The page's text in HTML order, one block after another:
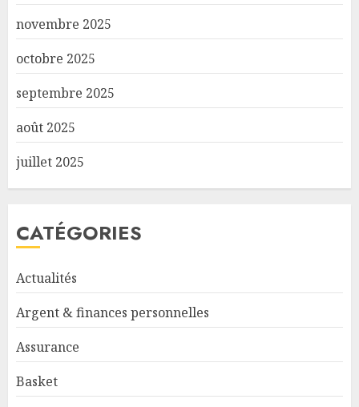
novembre 2025
octobre 2025
septembre 2025
août 2025
juillet 2025
CATÉGORIES
Actualités
Argent & finances personnelles
Assurance
Basket